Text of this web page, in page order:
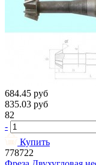
684.45 руб
835.03 руб
82
-
Купить
778722